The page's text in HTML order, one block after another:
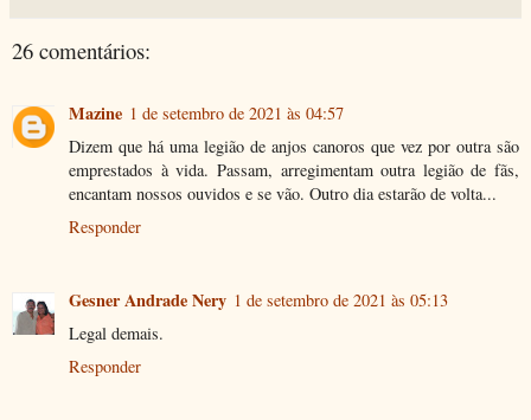
26 comentários:
Mazine 1 de setembro de 2021 às 04:57
Dizem que há uma legião de anjos canoros que vez por outra são
emprestados à vida. Passam, arregimentam outra legião de fãs,
encantam nossos ouvidos e se vão. Outro dia estarão de volta...
Responder
Gesner Andrade Nery 1 de setembro de 2021 às 05:13
Legal demais.
Responder